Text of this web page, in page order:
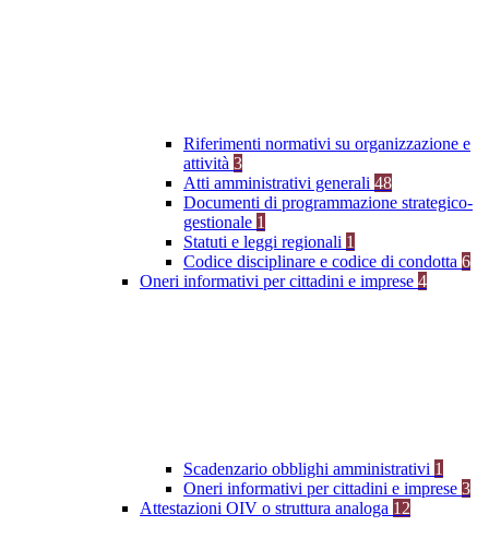
Riferimenti normativi su organizzazione e
attività 3
Atti amministrativi generali 48
Documenti di programmazione strategico-
gestionale 1
Statuti e leggi regionali 1
Codice disciplinare e codice di condotta 6
Oneri informativi per cittadini e imprese 4
Scadenzario obblighi amministrativi 1
Oneri informativi per cittadini e imprese 3
Attestazioni OIV o struttura analoga 12